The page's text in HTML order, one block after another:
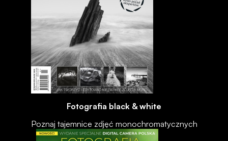
Fotografia black & white
Poznaj tajemnice zdjęć monochromatycznych